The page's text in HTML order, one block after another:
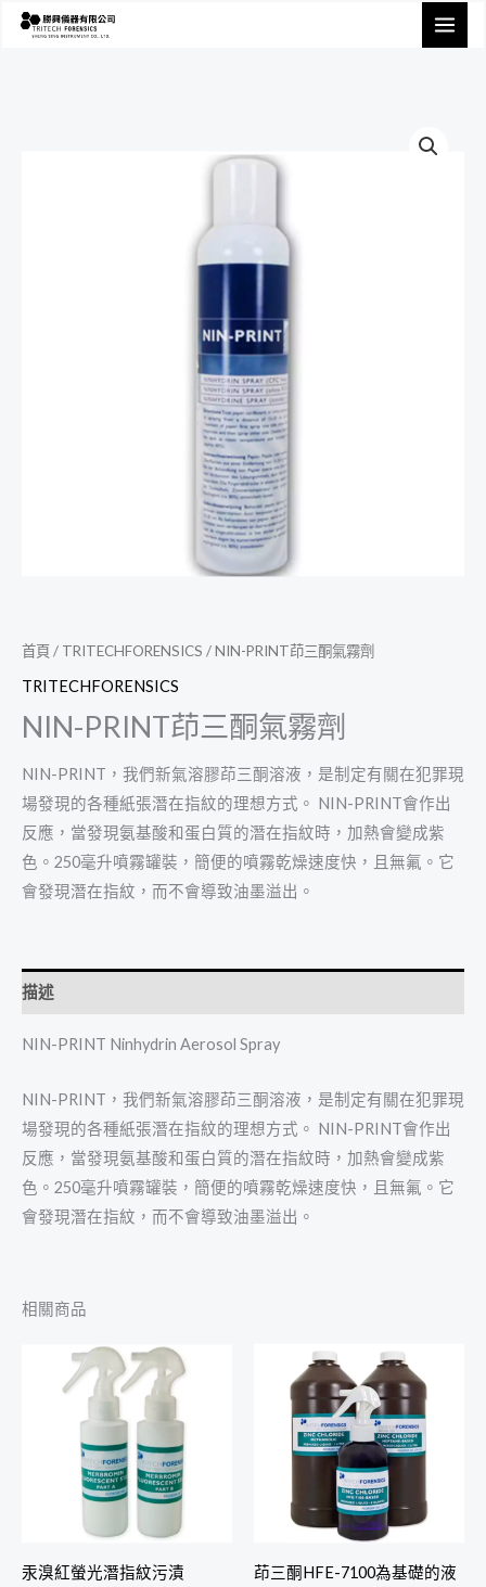
首頁/ TRITECHFORENSICS / NIN-PRINT茚三酮氣霧劑
TRITECHFORENSICS
NIN-PRINT茚三酮氣霧劑
NIN-PRINT，我們新氣溶膠茚三酮溶液，是制定有關在犯罪現
場發現的各種紙張潛在指紋的理想方式。 NIN-PRINT會作出
反應，當發現氨基酸和蛋白質的潛在指紋時，加熱會變成紫
色。250毫升噴霧罐裝，簡便的噴霧乾燥速度快，且無氟。它
會發現潛在指紋，而不會導致油墨溢出。
描述
NIN-PRINT Ninhydrin Aerosol Spray
NIN-PRINT，我們新氣溶膠茚三酮溶液，是制定有關在犯罪現
場發現的各種紙張潛在指紋的理想方式。 NIN-PRINT會作出
反應，當發現氨基酸和蛋白質的潛在指紋時，加熱會變成紫
色。250毫升噴霧罐裝，簡便的噴霧乾燥速度快，且無氟。它
會發現潛在指紋，而不會導致油墨溢出。
相關商品
汞溴紅螢光潛指紋污漬
茚三酮HFE-7100為基礎的液